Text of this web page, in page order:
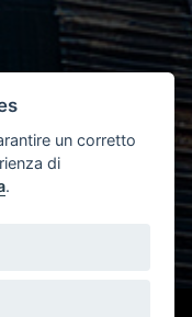
un corretto
di
.